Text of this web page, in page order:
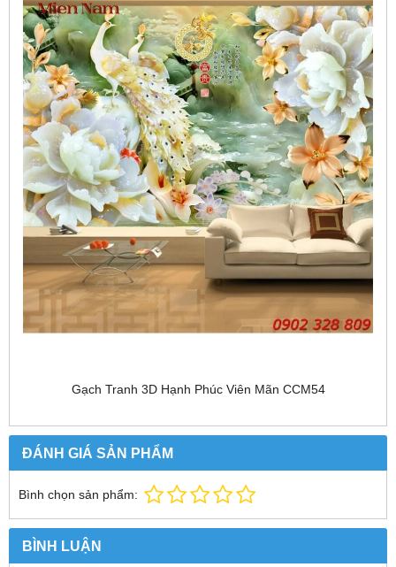
Gạch Tranh 3D Hạnh Phúc Viên Mãn CCM54
ĐÁNH GIÁ SẢN PHẨM
Bình chọn sản phẩm:
BÌNH LUẬN